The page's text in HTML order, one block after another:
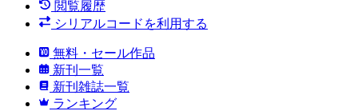
閲覧履歴
シリアルコードを利用する
無料・セール作品
新刊一覧
新刊雑誌一覧
ランキング